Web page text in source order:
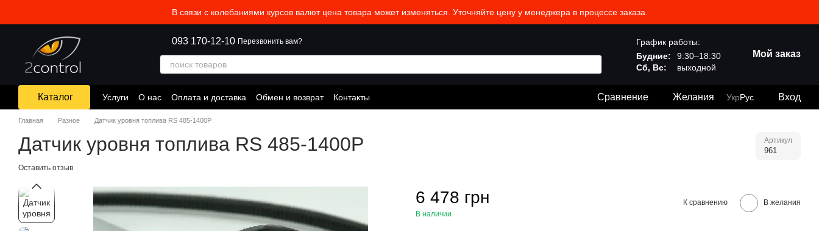
В связи с колебаниями курсов валют цена товара может изменяться. Уточняйте цену у менеджера в процессе заказа.
093 170-12-10 Перезвонить вам?
График работы:
Будние:
9:30–18:30
Сб, Вс:
выходной
Мой заказ
Каталог Услуги О нас Оплата и доставка Обмен и возврат Контакты Сравнение Желания УкрРус Вход
Главная Разное Датчик уровня топлива RS 485-1400P
Датчик уровня топлива RS 485-1400P Артикул
961
Оставить отзыв
6 478 грн
В наличии
К сравнению В желания